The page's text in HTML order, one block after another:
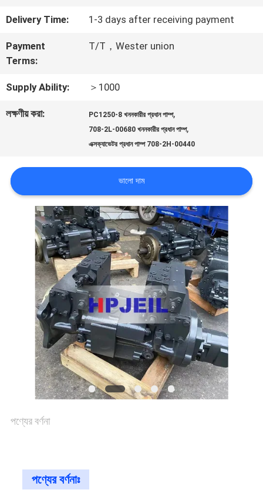
করুন
খবর
সাইট
PRIVACY
POLICY
Delivery Time: 1-3 days after receiving payment
Payment
Terms:
T/T，Wester union
Supply Ability: ＞1000
লক্ষণীয় করা: PC1250-8 খননকারীর প্রধান পাম্প,
708-2L-00680 খননকারীর প্রধান পাম্প,
এক্সক্যাভেটর প্রধান পাম্প 708-2H-00440
ভালো দাম
পণ্যের বর্ণনা
পণ্যের বর্ণনাঃ